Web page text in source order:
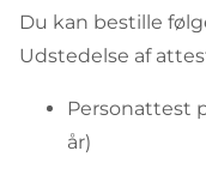
Du kan bestille
Udstedelse af
Personattest
år)